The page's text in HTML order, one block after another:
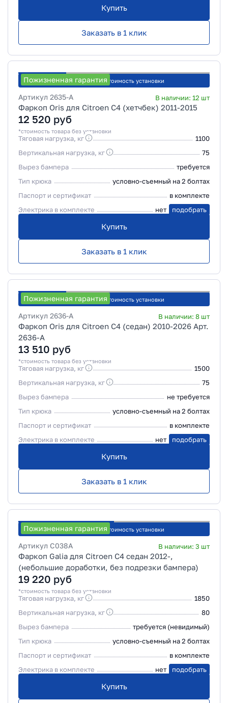
Купить
Заказать в 1 клик
Пожизненная гарантияРассчитать стоимость установки
Артикул 2635-A В наличии: 12 шт
Фаркоп Oris для Citroen C4 (хетчбек) 2011-2015
12 520 руб
*стоимость товара без установки
Тяговая нагрузка, кг
1100
Вертикальная нагрузка, кг
75
Вырез бампера
требуется
Тип крюка
условно-съемный на 2 болтах
Паспорт и сертификат
в комплекте
Электрика в комплекте
нет подобрать
Купить
Заказать в 1 клик
Пожизненная гарантияРассчитать стоимость установки
Артикул 2636-A В наличии: 8 шт
Фаркоп Oris для Citroen C4 (седан) 2010-2026 Арт.
2636-A
13 510 руб
*стоимость товара без установки
Тяговая нагрузка, кг
1500
Вертикальная нагрузка, кг
75
Вырез бампера
не требуется
Тип крюка
условно-съемный на 2 болтах
Паспорт и сертификат
в комплекте
Электрика в комплекте
нет подобрать
Купить
Заказать в 1 клик
Пожизненная гарантияРассчитать стоимость установки
Артикул C038A В наличии: 3 шт
Фаркоп Galia для Citroen C4 седан 2012-,
(небольшие доработки, без подрезки бампера)
19 220 руб
*стоимость товара без установки
Тяговая нагрузка, кг
1850
Вертикальная нагрузка, кг
80
Вырез бампера
требуется (невидимый)
Тип крюка
условно-съемный на 2 болтах
Паспорт и сертификат
в комплекте
Электрика в комплекте
нет подобрать
Купить